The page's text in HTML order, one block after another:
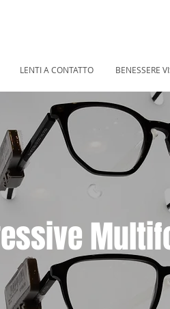
LENTI A CONTATTO BENESSERE